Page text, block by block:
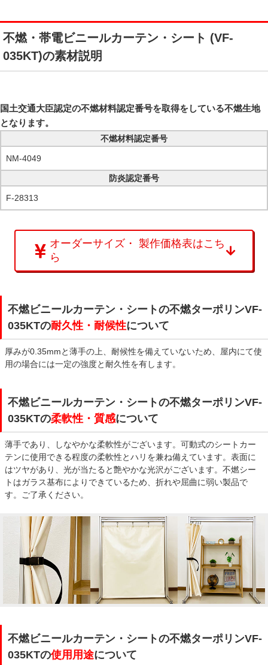
不燃・帯電ビニールカーテン・シート (VF-
035KT)の素材説明
国土交通大臣認定の不燃材料認定番号を取得をしている不燃生地
となります。
不燃材料認定番号
NM-4049
防炎認定番号
F-28313
オーダーサイズ・ 製作価格表はこち
ら
不燃ビニールカーテン・シートの不燃ターポリンVF-
035KTの耐久性・耐候性について
厚みが0.35mmと薄手の上、耐候性を備えていないため、屋内にて使
用の場合には一定の強度と耐久性を有します。
不燃ビニールカーテン・シートの不燃ターポリンVF-
035KTの柔軟性・質感について
薄手であり、しなやかな柔軟性がございます。可動式のシートカー
テンに使用できる程度の柔軟性とハリを兼ね備えています。表面に
はツヤがあり、光が当たると艶やかな光沢がございます。不燃シー
トはガラス基布によりできているため、折れや屈曲に弱い製品で
す。ご了承ください。
不燃ビニールカーテン・シートの不燃ターポリンVF-
035KTの使用用途について